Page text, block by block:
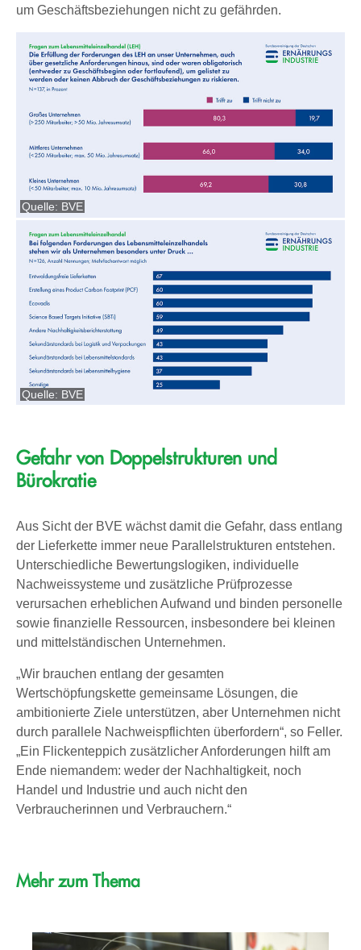
um Geschäftsbeziehungen nicht zu gefährden.
Quelle: BVE
Quelle: BVE
Gefahr von Doppelstrukturen und
Bürokratie
Aus Sicht der BVE wächst damit die Gefahr, dass entlang
der Lieferkette immer neue Parallelstrukturen entstehen.
Unterschiedliche Bewertungslogiken, individuelle
Nachweissysteme und zusätzliche Prüfprozesse
verursachen erheblichen Aufwand und binden personelle
sowie finanzielle Ressourcen, insbesondere bei kleinen
und mittelständischen Unternehmen.
„Wir brauchen entlang der gesamten
Wertschöpfungskette gemeinsame Lösungen, die
ambitionierte Ziele unterstützen, aber Unternehmen nicht
durch parallele Nachweispflichten überfordern“, so Feller.
„Ein Flickenteppich zusätzlicher Anforderungen hilft am
Ende niemandem: weder der Nachhaltigkeit, noch
Handel und Industrie und auch nicht den
Verbraucherinnen und Verbrauchern.“
Mehr zum Thema